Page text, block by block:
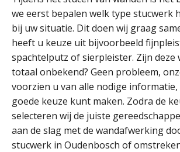
we eerst bepalen welk type stucwerk
bij uw situatie. Dit doen wij graag
heeft u keuze uit bijvoorbeeld
spachtelputz of sierpleister. Zijn deze
totaal onbekend? Geen probleem,
voorzien u van alle nodige informatie,
goede keuze kunt maken. Zodra de
selecteren wij de juiste
aan de slag met de wandafwerking
stucwerk in Oudenbosch of